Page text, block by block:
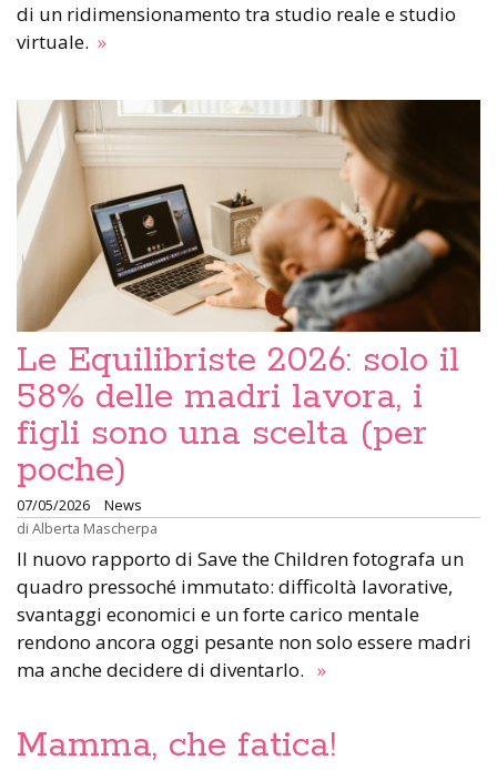
di un ridimensionamento tra studio reale e studio
virtuale. »
Le Equilibriste 2026: solo il
58% delle madri lavora, i
figli sono una scelta (per
poche)
07/05/2026
News
di Alberta Mascherpa
Il nuovo rapporto di Save the Children fotografa un
quadro pressoché immutato: difficoltà lavorative,
svantaggi economici e un forte carico mentale
rendono ancora oggi pesante non solo essere madri
ma anche decidere di diventarlo. »
Mamma, che fatica!